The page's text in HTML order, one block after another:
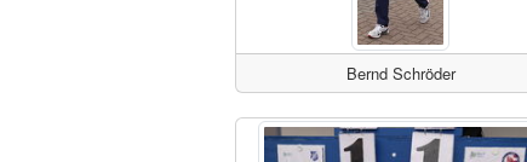
Bernd Schröder